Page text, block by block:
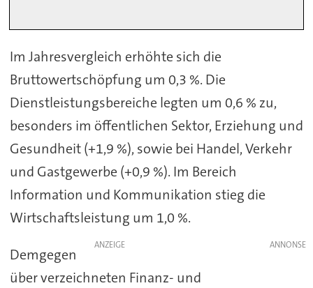
Im Jahresvergleich erhöhte sich die
Bruttowertschöpfung um 0,3 %. Die
Dienstleistungsbereiche legten um 0,6 % zu,
besonders im öffentlichen Sektor, Erziehung und
Gesundheit (+1,9 %), sowie bei Handel, Verkehr
und Gastgewerbe (+0,9 %). Im Bereich
Information und Kommunikation stieg die
Wirtschaftsleistung um 1,0 %.
ANZEIGE
Demgegen
über verzeichneten Finanz- und